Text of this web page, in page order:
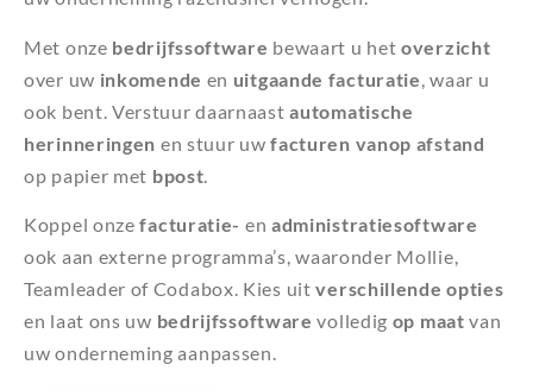
Met onze bedrijfssoftware bewaart u hetoverzicht
over uw inkomende en uitgaande facturatie , waar u
ook bent. Verstuur daarnaastautomatische
herinneringen en stuur uwfacturen vanop afstand
op papier met bpost
Koppel onzefacturatie- en administratiesoftware
ook aan externe programma’s, waaronder Mollie,
Teamleader of Codabox. Kies uitverschillende opties
en laat ons uw bedrijfssoftware volledig op maat van
uw onderneming aanpassen.